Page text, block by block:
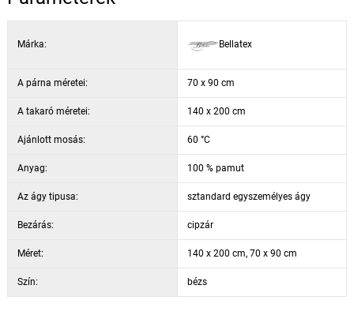
Márka: Bellatex
A párna méretei: 70 x 90 cm
A takaró méretei: 140 x 200 cm
Ajánlott mosás: 60 °C
Anyag: 100 % pamut
Az ágy tipusa: sztandard egyszemélyes ágy
Bezárás: cipzár
Méret: 140 x 200 cm, 70 x 90 cm
Szín: bézs